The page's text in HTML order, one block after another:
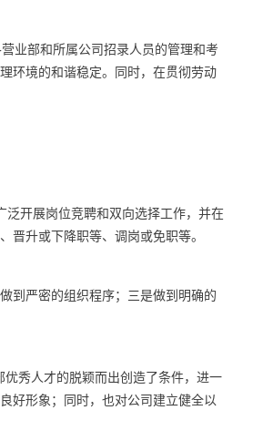
业部和所属公司招录人员的管理和考
环境的和谐稳定。同时，在贯彻劳动
泛开展岗位竞聘和双向选择工作，并在
升或下降职等、调岗或免职等。
到严密的组织程序；三是做到明确的
秀人才的脱颖而出创造了条件，进一
好形象；同时，也对公司建立健全以